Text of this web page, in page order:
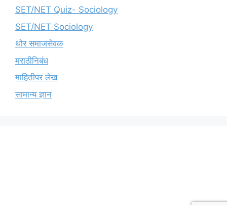
SET/NET Quiz- Sociology
SET/NET Sociology
थोर समाजसेवक
मराठीनिबंध
माहितीपर लेख
सामान्य ज्ञान